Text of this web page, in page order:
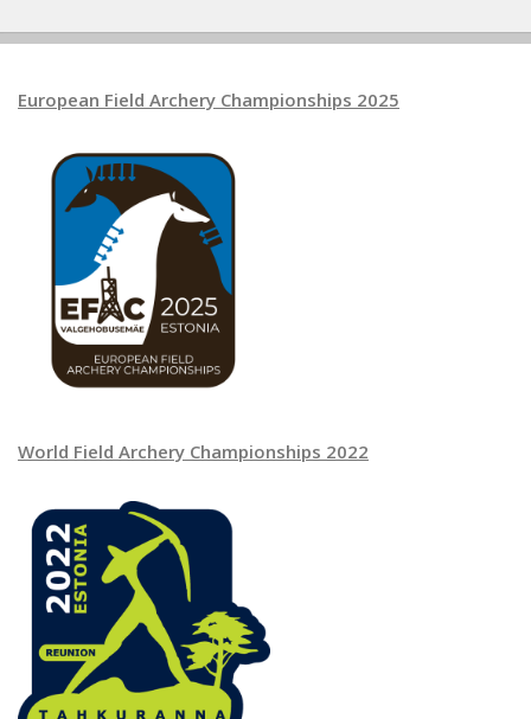
European Field Archery Championships 2025
World Field Archery Championships 2022